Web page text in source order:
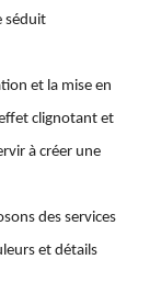
séduit
et la mise en
clignotant et
à créer une
des services
et détails